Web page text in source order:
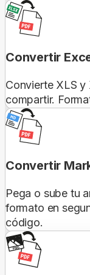
Convertir
Convierte XLS
compartir.
Convertir
Pega o sube tu
formato en
código.